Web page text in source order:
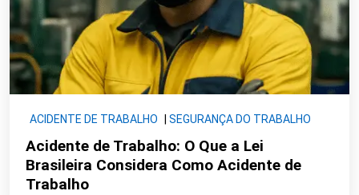
ACIDENTE DE TRABALHO SEGURANÇA DO TRABALHO
Acidente de Trabalho: O Que a Lei
Brasileira Considera Como Acidente de
Trabalho